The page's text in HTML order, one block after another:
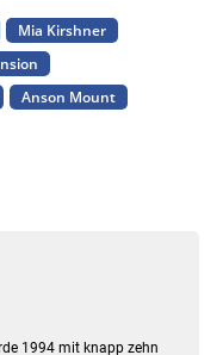
Mia Kirshner
Anson Mount
1994 mit knapp zehn